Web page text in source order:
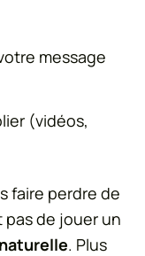
message
(vidéos,
faire perdre de
pas de jouer un
. Plus